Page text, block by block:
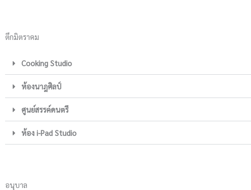
ตึกมิตราคม
Cooking Studio
ห้องนาฎศิลป์
ศูนย์สรรค์ดนตรี
ห้อง i-Pad Studio
อนุบาล